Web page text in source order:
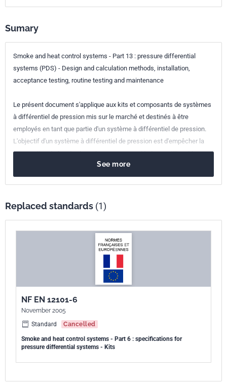
index
European kinship EN 12101-13:2022
Sumary
Smoke and heat control systems - Part 13 : pressure differential
systems (PDS) - Design and calculation methods, installation,
acceptance testing, routine testing and maintenance
Le présent document s'applique aux kits et composants de systèmes
à différentiel de pression mis sur le marché et destinés à être
employés en tant que partie d'un système à différentiel de pression.
L'objectif d'un système à différentiel de pression est d'empêcher la
propagation de fumée dans des espaces protégés en utilisant le
différentiel de pression et le flux d'air. Le présent document spécifie
les caractéristiques et les méthodes d'essai des composants et des
réguler le différentiel de pression et le flux d'air entre les espaces
See more
Replaced standards (1)
NF EN 12101-6
November 2005
Standard
Cancelled
Smoke and heat control systems - Part 6 : specifications for
pressure differential systems - Kits